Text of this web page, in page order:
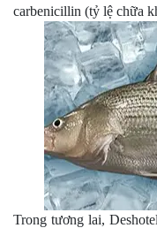
carbenicillin (tỷ lệ chữa
Trong tương lai,